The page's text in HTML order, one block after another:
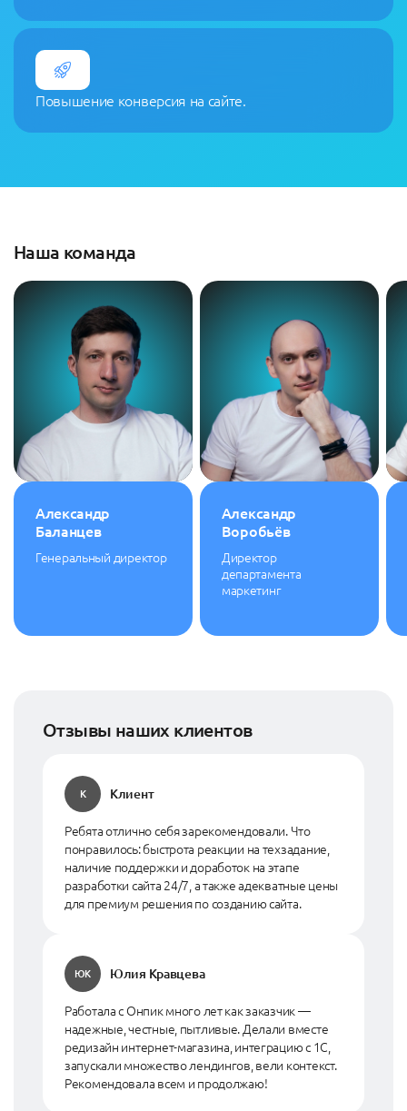
Повышение конверсия на сайте.
Наша команда
Александр
Баланцев
Генеральный директор
Александр
Воробьёв
Директор
департамента
маркетинг
Отзывы наших клиентов
К Клиент
Ребята отлично себя зарекомендовали. Что
понравилось: быстрота реакции на техзадание,
наличие поддержки и доработок на этапе
разработки сайта 24/7, а также адекватные цены
для премиум решения по созданию сайта.
ЮК Юлия Кравцева
Работала с Онпик много лет как заказчик —
надежные, честные, пытливые. Делали вместе
редизайн интернет-магазина, интеграцию с 1С,
запускали множество лендингов, вели контекст.
Рекомендовала всем и продолжаю!